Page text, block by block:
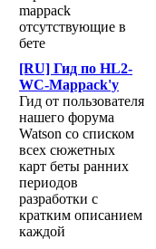
mappack
отсутствующие в
бете
[RU] Гид по HL2-
WC-Mappack'у
Гид от пользователя
нашего форума
Watson со списком
всех сюжетных
карт беты ранних
периодов
разработки с
кратким описанием
каждой